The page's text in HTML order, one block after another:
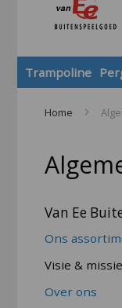
Trampoline
Home
Van Ee
Ons
Visie & missie
Over ons